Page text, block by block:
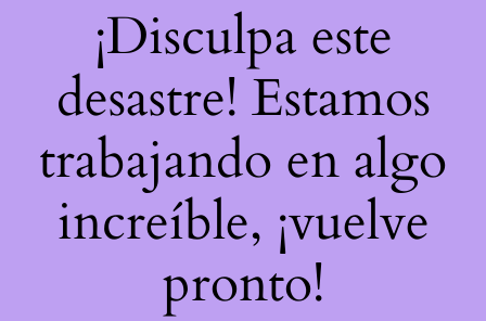
¡Disculpa este
desastre! Estamos
trabajando en algo
increíble, ¡vuelve
pronto!